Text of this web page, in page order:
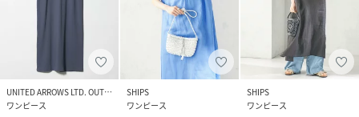
UNITED ARROWS LTD. OUTLET
ワンピース
SHIPS
ワンピース
SHIPS
ワンピース